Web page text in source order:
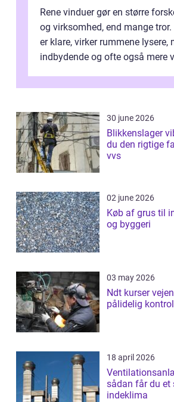
Rene vinduer gør en større
og virksomhed, end mange tror.
er klare, virker rummene lysere,
indbydende og ofte også mere
30 june 2026
Blikkenslager viborg
du den rigtige
vvs
02 june 2026
Køb af grus til
og byggeri
03 may 2026
Ndt kurser vejen til sikker og
pålidelig
18 april 2026
sådan får du
indeklima